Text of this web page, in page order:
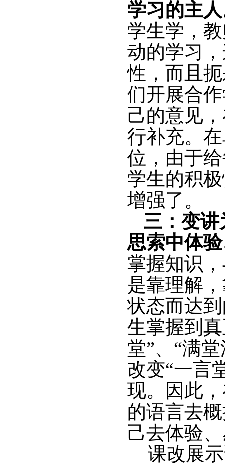
学习的主
学生学，
动的学习
性，而且
们开展合
己的意见
行补充。
位，由于
学生的积
增强了。
三：变
思索中体
掌握知识
是靠理解
状态而达
生掌握到
堂”、“满
改变“一言
现。因此
的语言去
己去体验
课改展